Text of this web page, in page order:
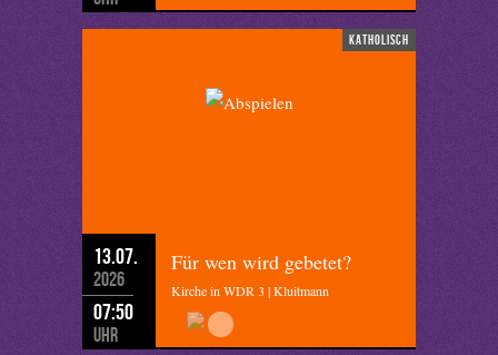
katholisch
13.07.
2026
07:50
Uhr
Für wen wird gebetet?
Kirche in WDR 3 | Kluitmann